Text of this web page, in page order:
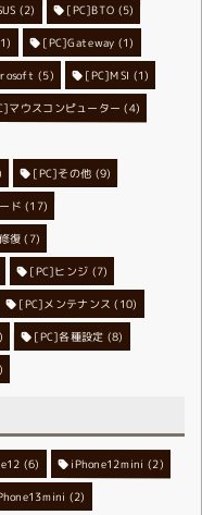
(2) [PC]BTO (5)
[PC]Gateway (1)
(5) [PC]MSI (1)
マウスコンピューター (4)
[PC]その他 (9)
ド (17)
復 (7)
[PC]ヒンジ (7)
[PC]メンテナンス (10)
[PC]各種設定 (8)
(6) iPhone12mini (2)
(2)